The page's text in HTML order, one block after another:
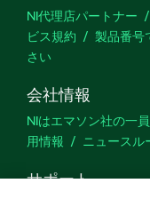
NI代理店パートナー
ビス規約
製品番号
さい
会社情報
NIはエマソン社の一
用情報
ニュースル
サポート